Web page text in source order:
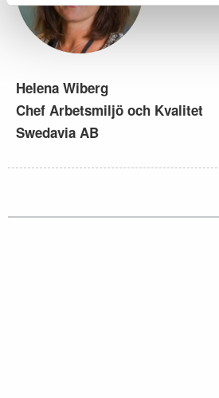
Helena Wiberg
Chef Arbetsmiljö och Kvalitet
Swedavia AB